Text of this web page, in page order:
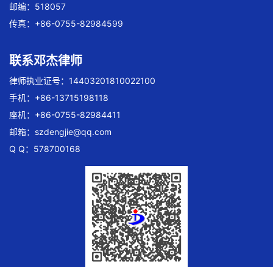
邮编：518057
传真：+86-0755-82984599
联系邓杰律师
律师执业证号：14403201810022100
手机：+86-13715198118
座机：+86-0755-82984411
邮箱： szdengjie@qq.com
Q Q：578700168